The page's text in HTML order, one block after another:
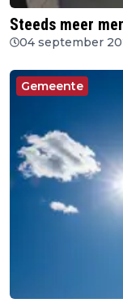
Steeds meer
04 september
Gemeente